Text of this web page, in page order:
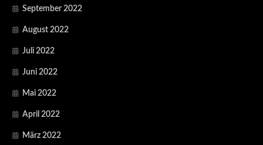
September 2022
August 2022
Juli 2022
Juni 2022
Mai 2022
April 2022
März 2022